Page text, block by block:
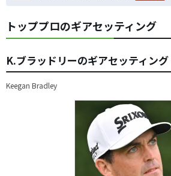
トッププロのギアセッティング
K.ブラッドリーのギアセッティン
Keegan Bradley